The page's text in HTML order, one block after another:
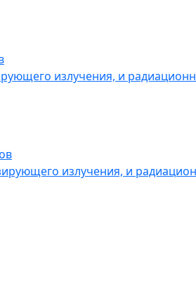
излучения, и
излучения, и